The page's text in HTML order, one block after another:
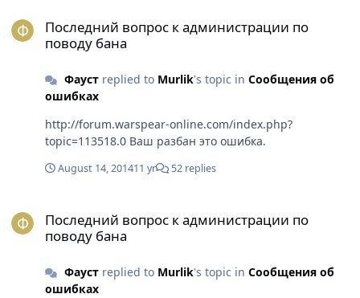
Последний вопрос к администрации по
поводу бана
Фаустreplied to Murlik's topic in Сообщения об
ошибках
http://forum.warspear-online.com/index.php?
topic=113518.0 Ваш разбан это ошибка.
August 14, 201411 yr 52 replies
Последний вопрос к администрации по
поводу бана
Фаустreplied to Murlik's topic in Сообщения об
ошибках